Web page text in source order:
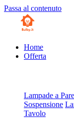
Passa al contenuto
Home
Offerta
Lampade a
Sospensione
Tavolo